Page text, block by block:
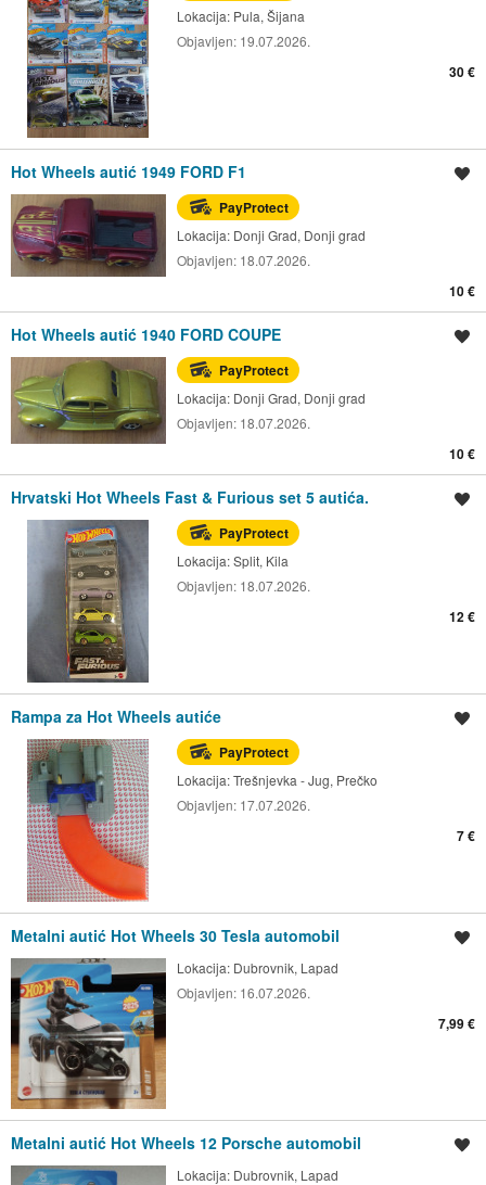
Lokacija: Pula, Šijana
Objavljen: 19.07.2026.
30 €
Hot Wheels autić 1949 FORD F1
PayProtect
Lokacija: Donji Grad, Donji grad
Objavljen: 18.07.2026.
10 €
Hot Wheels autić 1940 FORD COUPE
PayProtect
Lokacija: Donji Grad, Donji grad
Objavljen: 18.07.2026.
10 €
Hrvatski Hot Wheels Fast & Furious set 5 autića.
PayProtect
Lokacija:Split, Kila
Objavljen: 18.07.2026.
12 €
Rampa za Hot Wheels autiće
PayProtect
Lokacija:Trešnjevka - Jug, Prečko
Objavljen: 17.07.2026.
7 €
Metalni autić Hot Wheels 30 Tesla automobil
Lokacija: Dubrovnik, Lapad
Objavljen: 16.07.2026.
7,99 €
Metalni autić Hot Wheels 12 Porsche automobil
Lokacija: Dubrovnik, Lapad